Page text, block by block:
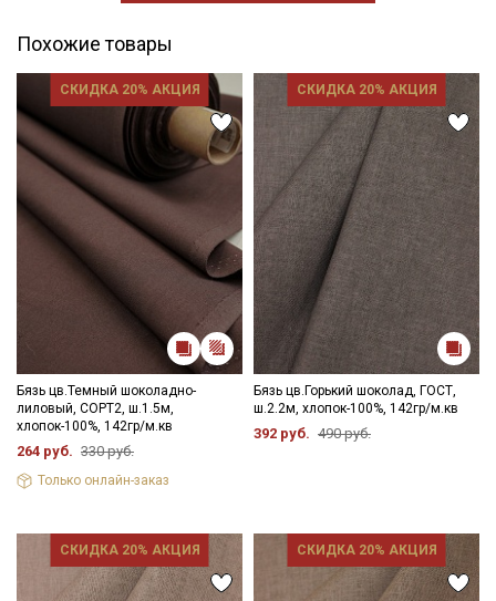
Похожие товары
СКИДКА 20% АКЦИЯ
Бязь цв.Темный шоколадно-
лиловый, СОРТ2, ш.1.5м,
хлопок-100%, 142гр/м.кв
264 руб. 330 руб.
Только онлайн-заказ
СКИДКА 20% АКЦИЯ
Бязь цв.Горький шоколад, ГОСТ,
ш.2.2м, хлопок-100%, 142гр/м.кв
392 руб. 490 руб.
СКИДКА 20% АКЦИЯ СКИДКА 20% АКЦИЯ